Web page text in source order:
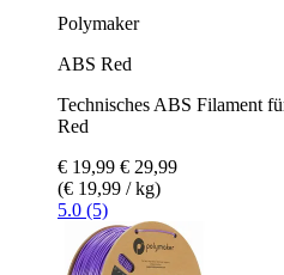
Polymaker
ABS Red
Technisches ABS Filament
Red
€ 19,99 € 29,99
(€ 19,99 / kg)
5.0 (5)